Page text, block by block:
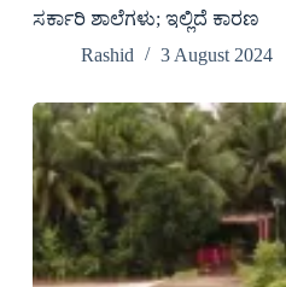
ಸರ್ಕಾರಿ ಶಾಲೆಗಳು; ಇಲ್ಲಿದೆ ಕಾರಣ
Rashid
3 August 2024